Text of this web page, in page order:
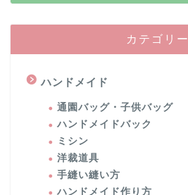
カテゴリー
ハンドメイド
通園バッグ・子供バッグ
ハンドメイドバック
ミシン
洋裁道具
手縫い縫い方
ハンドメイド作り方